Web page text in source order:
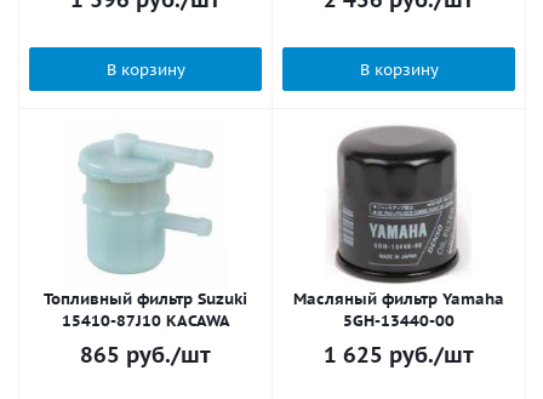
В корзину В корзину
Топливный фильтр Suzuki
15410-87J10 KACAWA
865 руб./шт
Масляный фильтр Yamaha
5GH-13440-00
1 625 руб./шт